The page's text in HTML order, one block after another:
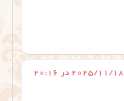
2025/11/18 در 20:16